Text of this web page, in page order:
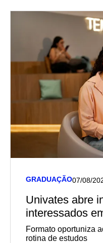
GRADUAÇÃO07/08/
Univates abre
interessados
graduação
Formato oportuniza
rotina de estudos